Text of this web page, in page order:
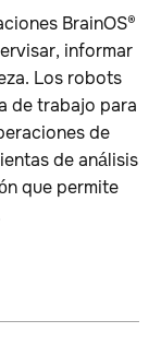
BrainOS®
informar
Los robots
de trabajo para
de
de análisis
que permite